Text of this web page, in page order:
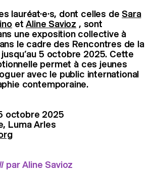
lauréat·e·s, dont celles de Sara
etAline Savioz , sont
une exposition collective à
le cadre des Rencontres de la
5 octobre 2025. Cette
permet à ces jeunes
avec le public international
contemporaine.
octobre 2025
Luma Arles
par Aline Savioz